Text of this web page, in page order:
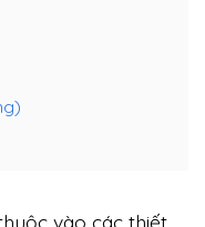
vào các thiết